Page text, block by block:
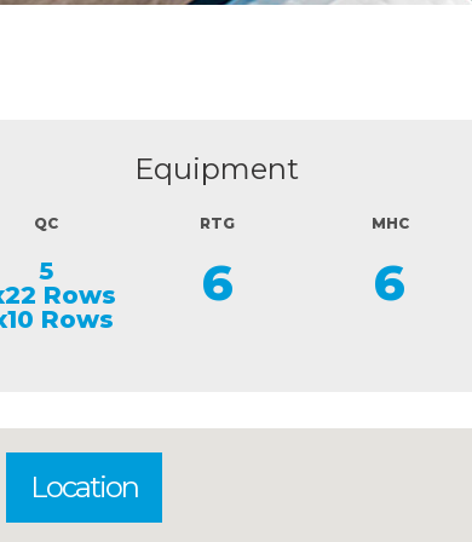
Equipment
QC
5
Rows
Rows
RTG
6
MHC
6
Location